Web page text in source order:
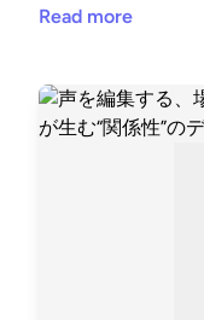
ける地域ビジネス
がら、どのように
いくのかを探りま
なる便利さでは
存在しています
Read more